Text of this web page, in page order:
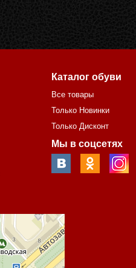
Каталог обуви
Все товары
Только Новинки
Только Дисконт
Мы в соцсетях